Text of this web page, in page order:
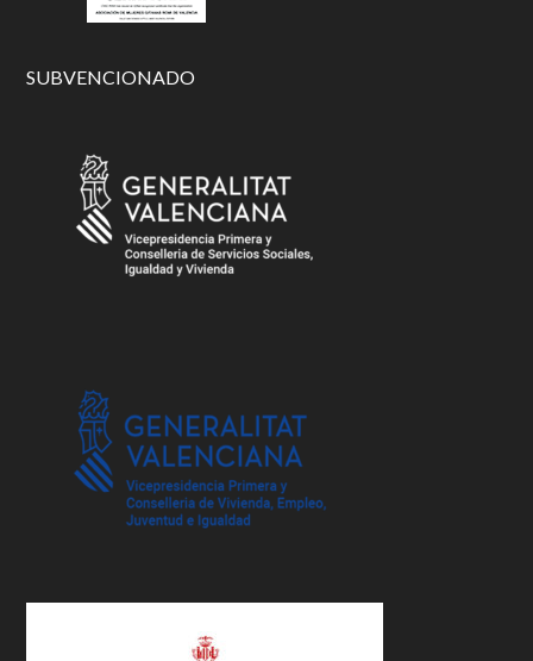
SUBVENCIONADO